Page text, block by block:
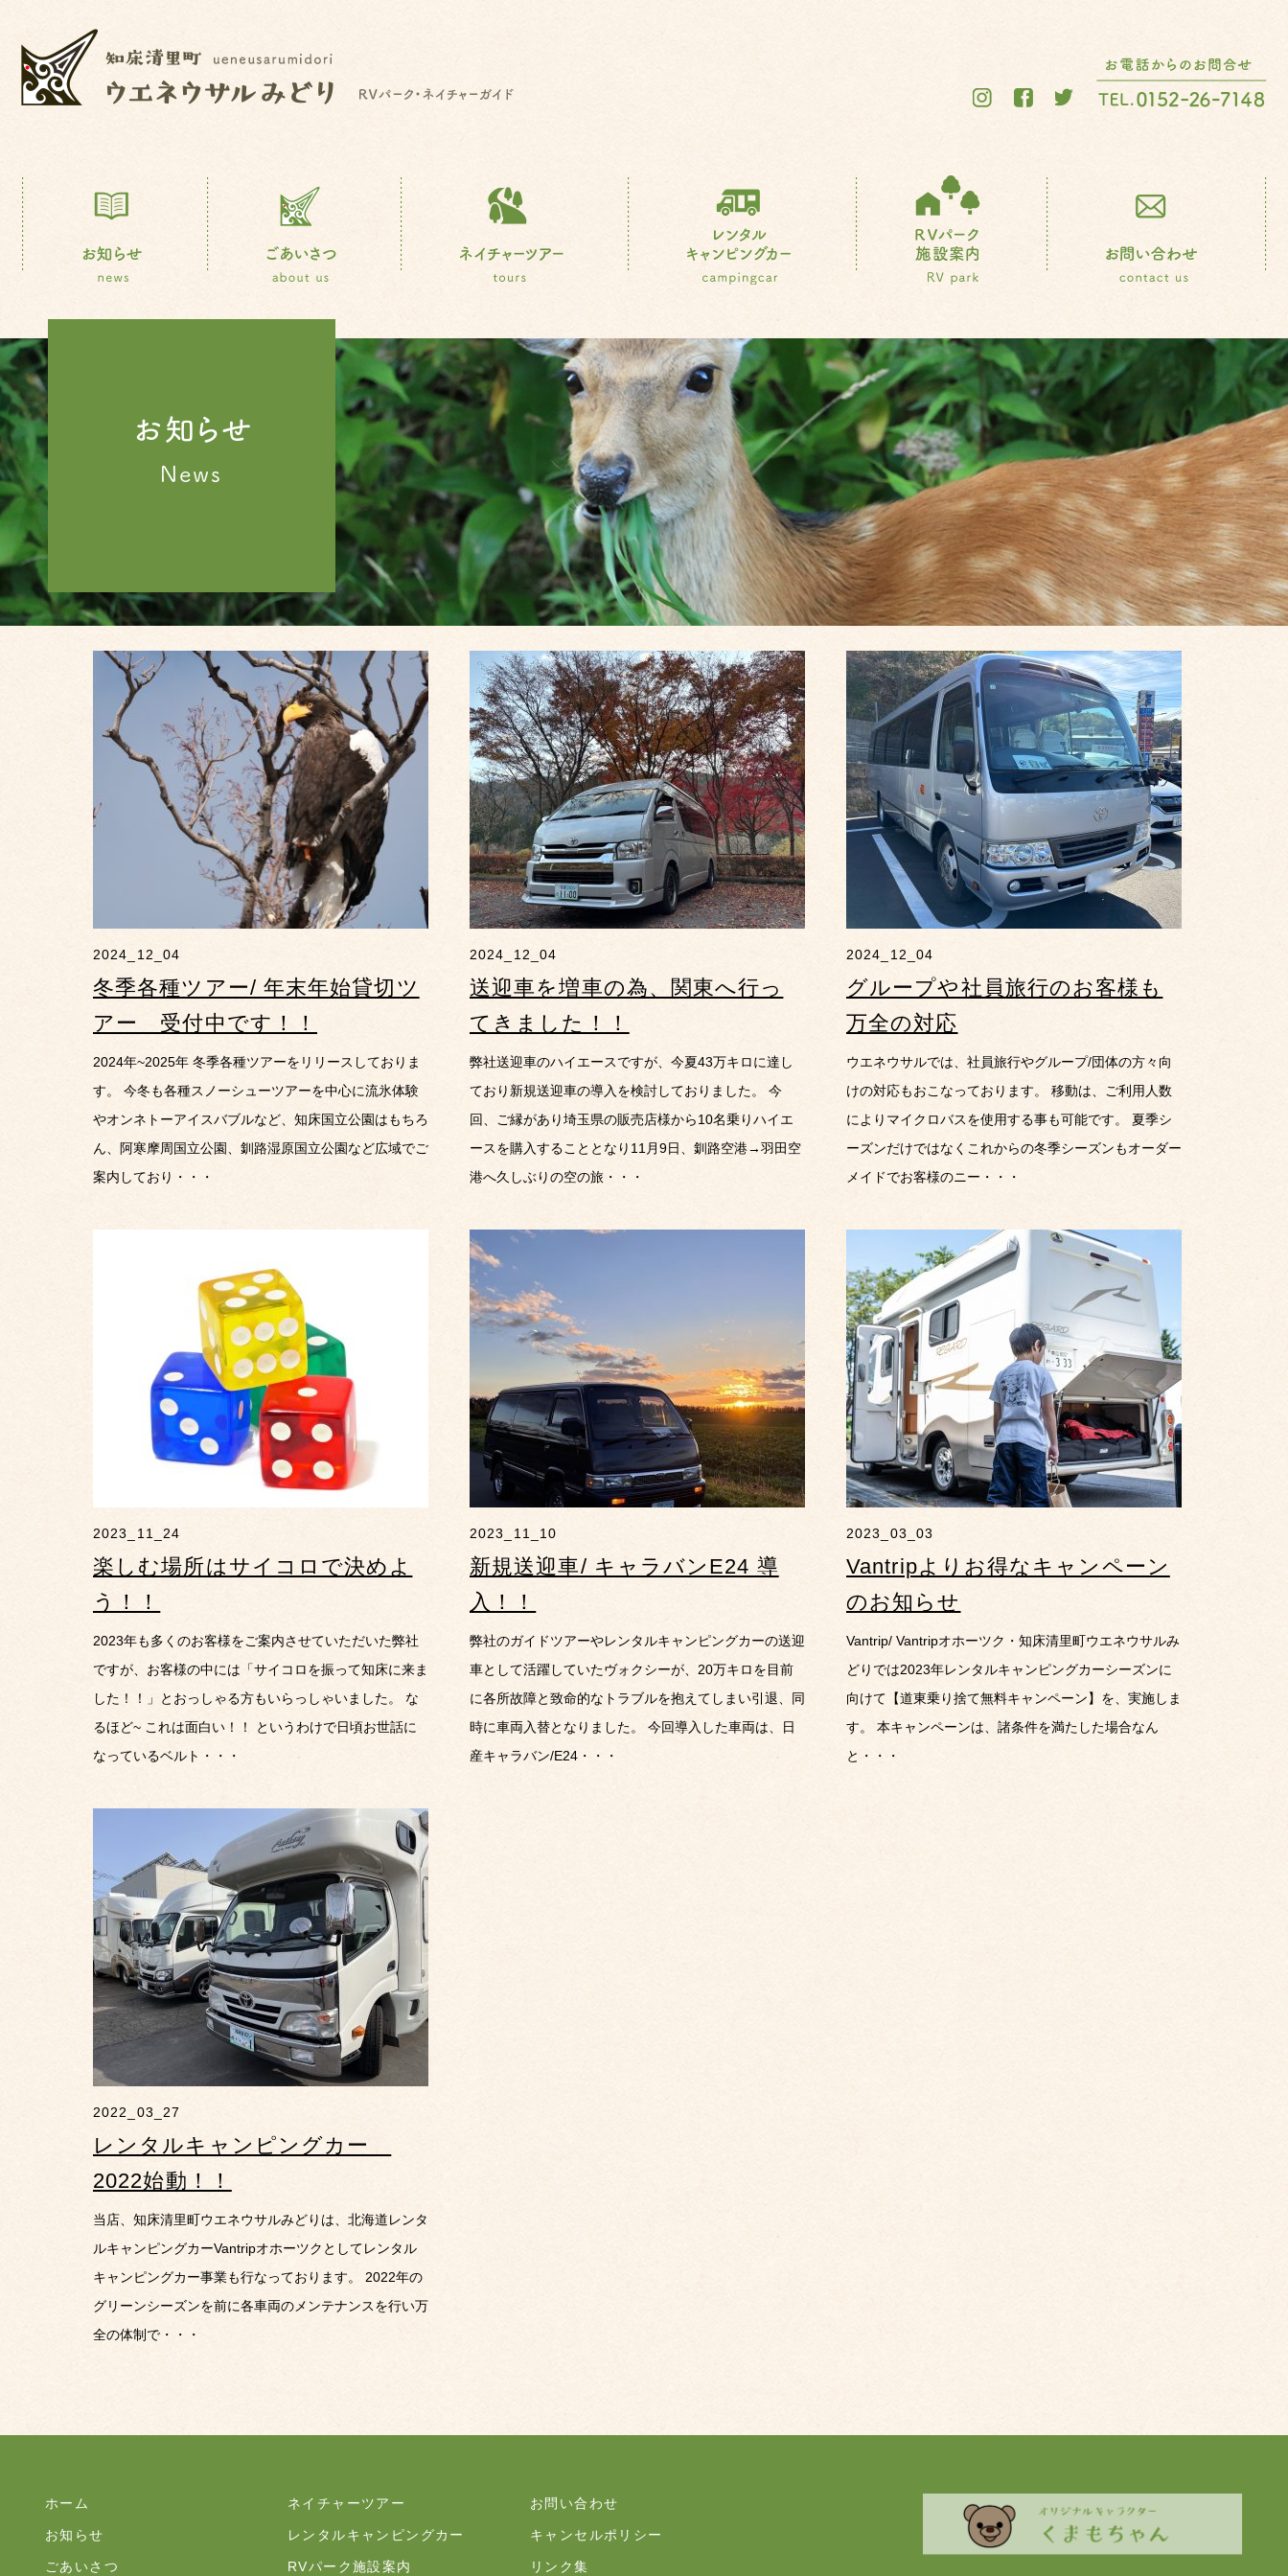
2024_12_04
冬季各種ツアー/ 年末年始貸切ツ
アー 受付中です！！
2024年~2025年 冬季各種ツアーをリリースしておりま
す。 今冬も各種スノーシューツアーを中心に流氷体験
やオンネトーアイスバブルなど、知床国立公園はもちろ
ん、阿寒摩周国立公園、釧路湿原国立公園など広域でご
案内しており・・・
2024_12_04
送迎車を増車の為、関東へ行っ
てきました！！
弊社送迎車のハイエースですが、今夏43万キロに達し
ており新規送迎車の導入を検討しておりました。 今
回、ご縁があり埼玉県の販売店様から10名乗りハイエ
ースを購入することとなり11月9日、釧路空港→羽田空
港へ久しぶりの空の旅・・・
2024_12_04
グループや社員旅行のお客様も
万全の対応
ウエネウサルでは、社員旅行やグループ/団体の方々向
けの対応もおこなっております。 移動は、ご利用人数
によりマイクロバスを使用する事も可能です。 夏季シ
ーズンだけではなくこれからの冬季シーズンもオーダー
メイドでお客様のニー・・・
2023_11_24
楽しむ場所はサイコロで決めよ
う！！
2023年も多くのお客様をご案内させていただいた弊社
ですが、お客様の中には「サイコロを振って知床に来ま
した！！」とおっしゃる方もいらっしゃいました。 な
るほど~ これは面白い！！ というわけで日頃お世話に
なっているベルト・・・
2023_11_10
新規送迎車/ キャラバンE24 導
入！！
弊社のガイドツアーやレンタルキャンピングカーの送迎
車として活躍していたヴォクシーが、20万キロを目前
に各所故障と致命的なトラブルを抱えてしまい引退、同
時に車両入替となりました。 今回導入した車両は、日
産キャラバン/E24・・・
2023_03_03
Vantripよりお得なキャンペーン
のお知らせ
Vantrip/ Vantripオホーツク・知床清里町ウエネウサルみ
どりでは2023年レンタルキャンピングカーシーズンに
向けて【道東乗り捨て無料キャンペーン】を、実施しま
す。 本キャンペーンは、諸条件を満たした場合なん
と・・・
2022_03_27
レンタルキャンピングカー
2022始動！！
当店、知床清里町ウエネウサルみどりは、北海道レンタ
ルキャンピングカーVantripオホーツクとしてレンタル
キャンピングカー事業も行なっております。 2022年の
グリーンシーズンを前に各車両のメンテナンスを行い万
全の体制で・・・
ホーム
お知らせ
ごあいさつ
ネイチャーツアー
レンタルキャンピングカー
RVパーク施設案内
お問い合わせ
キャンセルポリシー
リンク集